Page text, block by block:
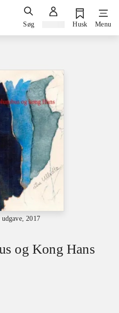
Søg Husk Menu
2017
og Kong Hans